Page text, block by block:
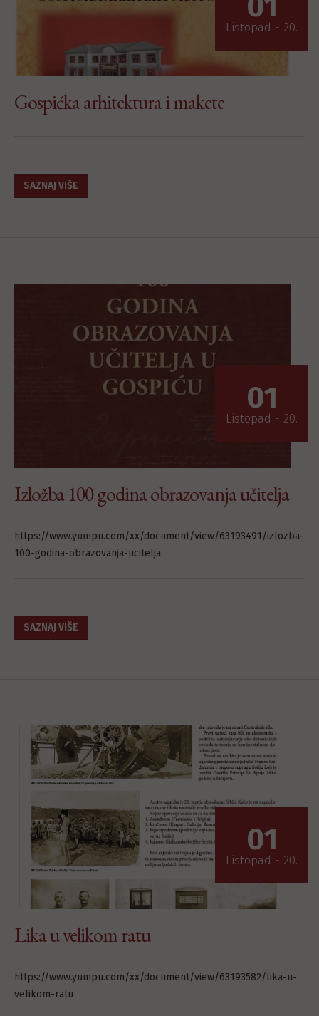
Listopad - 20.
Gospićka arhitektura i makete
SAZNAJ VIŠE
01
Listopad - 20.
Izložba 100 godina obrazovanja učitelja
https://www.yumpu.com/xx/document/view/63193491/izlozba-
100-godina-obrazovanja-ucitelja
SAZNAJ VIŠE
01
Listopad - 20.
Lika u velikom ratu
https://www.yumpu.com/xx/document/view/63193582/lika-u-
velikom-ratu